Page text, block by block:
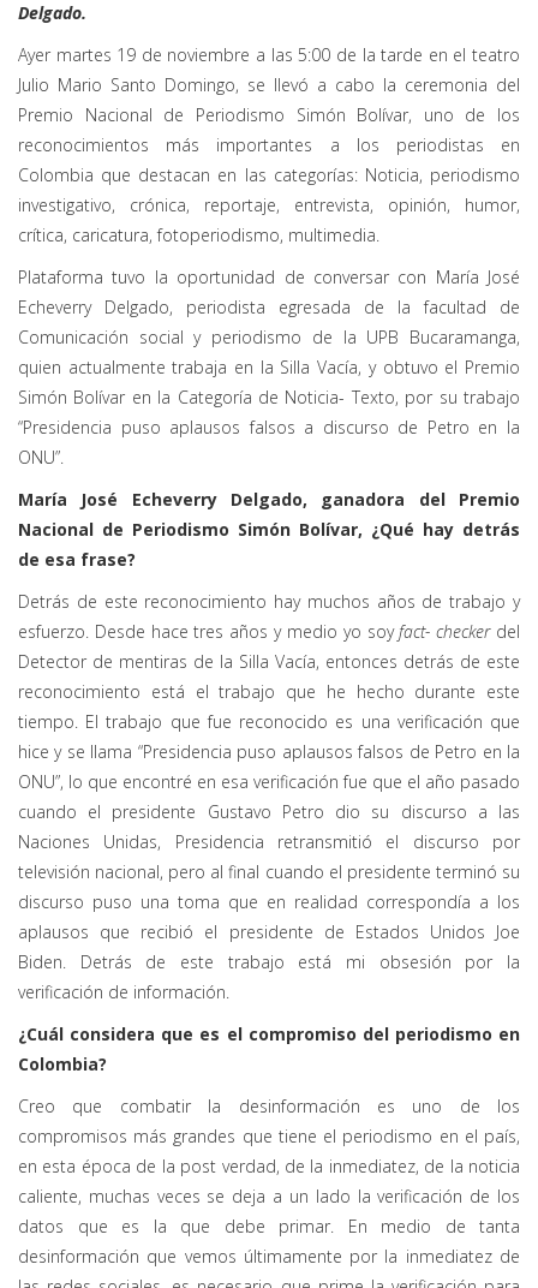
Delgado.
Ayer martes 19 de noviembre a las 5:00 de la tarde en el teatro
Julio Mario Santo Domingo, se llevó a cabo la ceremonia del
Premio Nacional de Periodismo Simón Bolívar, uno de los
reconocimientos más importantes a los periodistas en
Colombia que destacan en las categorías: Noticia, periodismo
investigativo, crónica, reportaje, entrevista, opinión, humor,
crítica, caricatura, fotoperiodismo, multimedia.
Plataforma tuvo la oportunidad de conversar con María José
Echeverry Delgado, periodista egresada de la facultad de
Comunicación social y periodismo de la UPB Bucaramanga,
quien actualmente trabaja en la Silla Vacía, y obtuvo el Premio
Simón Bolívar en la Categoría de Noticia- Texto, por su trabajo
“Presidencia puso aplausos falsos a discurso de Petro en la
ONU”.
María José Echeverry Delgado, ganadora del Premio
Nacional de Periodismo Simón Bolívar, ¿Qué hay detrás
de esa frase?
Detrás de este reconocimiento hay muchos años de trabajo y
esfuerzo. Desde hace tres años y medio yo soyfact- checkerdel
Detector de mentiras de la Silla Vacía, entonces detrás de este
reconocimiento está el trabajo que he hecho durante este
tiempo. El trabajo que fue reconocido es una verificación que
hice y se llama “Presidencia puso aplausos falsos de Petro en la
ONU”, lo que encontré en esa verificación fue que el año pasado
cuando el presidente Gustavo Petro dio su discurso a las
Naciones Unidas, Presidencia retransmitió el discurso por
televisión nacional, pero al final cuando el presidente terminó su
discurso puso una toma que en realidad correspondía a los
aplausos que recibió el presidente de Estados Unidos Joe
Biden. Detrás de este trabajo está mi obsesión por la
verificación de información.
¿Cuál considera que es el compromiso del periodismo en
Colombia?
Creo que combatir la desinformación es uno de los
compromisos más grandes que tiene el periodismo en el país,
en esta época de la post verdad, de la inmediatez, de la noticia
caliente, muchas veces se deja a un lado la verificación de los
datos que es la que debe primar. En medio de tanta
desinformación que vemos últimamente por la inmediatez de